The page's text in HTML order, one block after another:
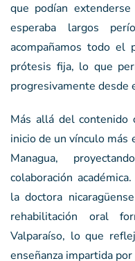
que podían
esperaba largos
acompañamos todo el
prótesis fija, lo que
progresivamente desde
Más allá del contenido
inicio de un vínculo más
Managua,
colaboración
la doctora
rehabilitación oral
Valparaíso, lo que
enseñanza impartida por